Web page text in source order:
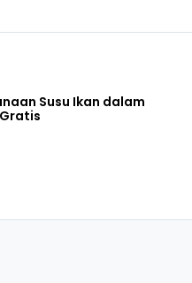
Susu Ikan dalam